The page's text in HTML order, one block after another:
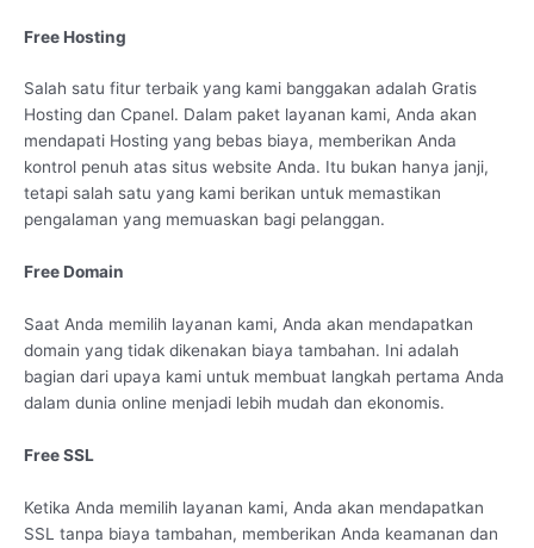
Free Hosting
Salah satu fitur terbaik yang kami banggakan adalah Gratis
Hosting dan Cpanel. Dalam paket layanan kami, Anda akan
mendapati Hosting yang bebas biaya, memberikan Anda
kontrol penuh atas situs website Anda. Itu bukan hanya janji,
tetapi salah satu yang kami berikan untuk memastikan
pengalaman yang memuaskan bagi pelanggan.
Free Domain
Saat Anda memilih layanan kami, Anda akan mendapatkan
domain yang tidak dikenakan biaya tambahan. Ini adalah
bagian dari upaya kami untuk membuat langkah pertama Anda
dalam dunia online menjadi lebih mudah dan ekonomis.
Free SSL
Ketika Anda memilih layanan kami, Anda akan mendapatkan
SSL tanpa biaya tambahan, memberikan Anda keamanan dan